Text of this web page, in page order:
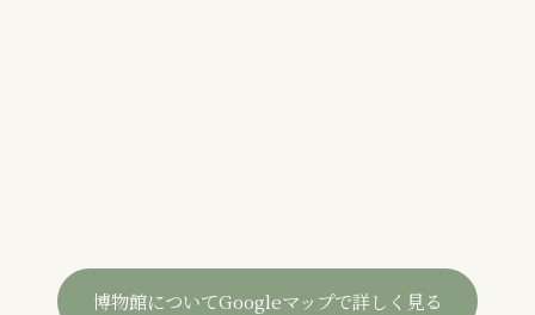
博物館についてGoogleマップで詳しく見る